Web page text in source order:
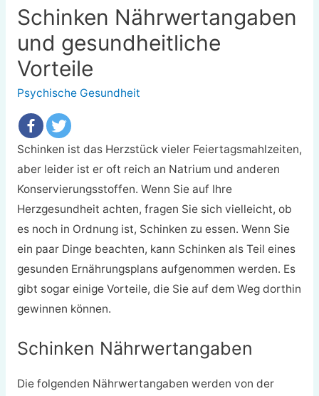
Schinken Nährwertangaben
und gesundheitliche
Vorteile
Psychische Gesundheit
Schinken ist das Herzstück vieler Feiertagsmahlzeiten,
aber leider ist er oft reich an Natrium und anderen
Konservierungsstoffen. Wenn Sie auf Ihre
Herzgesundheit achten, fragen Sie sich vielleicht, ob
es noch in Ordnung ist, Schinken zu essen. Wenn Sie
ein paar Dinge beachten, kann Schinken als Teil eines
gesunden Ernährungsplans aufgenommen werden. Es
gibt sogar einige Vorteile, die Sie auf dem Weg dorthin
gewinnen können.
Schinken Nährwertangaben
Die folgenden Nährwertangaben werden von der